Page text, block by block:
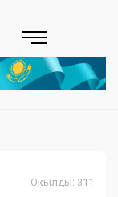
Оқылды: 311